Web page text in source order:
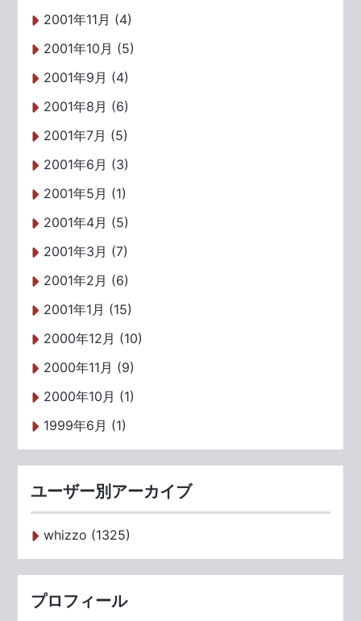
2001年11月 (4)
2001年10月 (5)
2001年9月 (4)
2001年8月 (6)
2001年7月 (5)
2001年6月 (3)
2001年5月 (1)
2001年4月 (5)
2001年3月 (7)
2001年2月 (6)
2001年1月 (15)
2000年12月 (10)
2000年11月 (9)
2000年10月 (1)
1999年6月 (1)
ユーザー別アーカイブ
whizzo (1325)
プロフィール